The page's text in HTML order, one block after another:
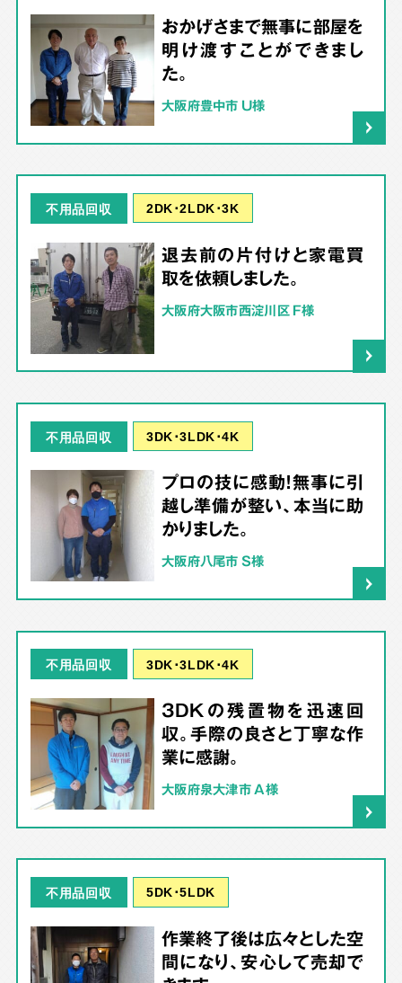
おかげさまで無事に部屋を
明け渡すことができまし
た。
大阪府豊中市 U様
不用品回収 2DK･2LDK･3K
退去前の片付けと家電買
取を依頼しました。
大阪府大阪市西淀川区 F様
不用品回収 3DK･3LDK･4K
プロの技に感動！無事に引
越し準備が整い、本当に助
かりました。
大阪府八尾市 S様
不用品回収 3DK･3LDK･4K
3DKの残置物を迅速回
収。手際の良さと丁寧な作
業に感謝。
大阪府泉大津市 A様
不用品回収 5DK･5LDK
作業終了後は広々とした空
間になり、安心して売却で